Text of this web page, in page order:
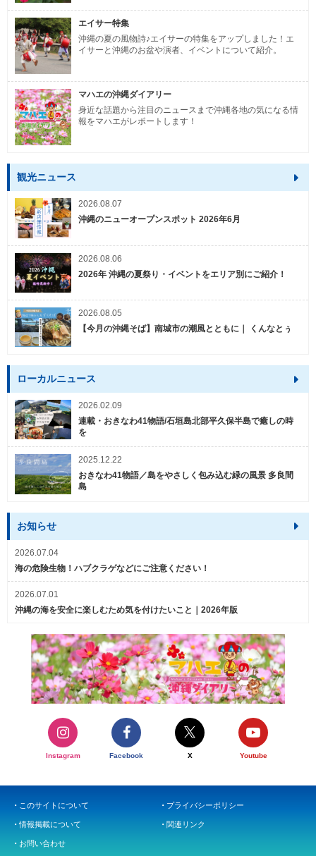
エイサー特集
沖縄の夏の風物詩♪エイサーの特集をアップしました！エ
イサーと沖縄のお盆や演者、イベントについて紹介。
マハエの沖縄ダイアリー
身近な話題から注目のニュースまで沖縄各地の気になる情
報をマハエがレポートします！
観光ニュース
2026.08.07
沖縄のニューオープンスポット 2026年6月
2026.08.06
2026年 沖縄の夏祭り・イベントをエリア別にご紹介！
2026.08.05
【今月の沖縄そば】南城市の潮風とともに｜ くんなとぅ
ローカルニュース
2026.02.09
連載・おきなわ41物語/石垣島北部平久保半島で癒しの時
を
2025.12.22
おきなわ41物語／島をやさしく包み込む緑の風景 多良間
島
お知らせ
2026.07.04
海の危険生物！ハブクラゲなどにご注意ください！
2026.07.01
沖縄の海を安全に楽しむため気を付けたいこと｜2026年版
Instagram Facebook X Youtube
このサイトについて プライバシーポリシー
情報掲載について 関連リンク
お問い合わせ